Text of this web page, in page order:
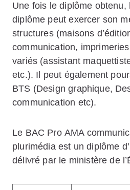
Une fois le diplôme obtenu,
diplôme peut exercer son
structures (maisons
communication,
variés (assistant
etc.). Il peut également
BTS (Design graphique,
communication etc).
Le BAC Pro AMA
plurimédia est un diplôme
délivré par le ministère de